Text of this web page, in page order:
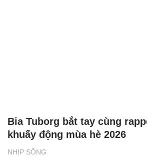
NHỊP SỐNG
Bia Tuborg bắt tay cùng
khuấy động mùa hè 2026